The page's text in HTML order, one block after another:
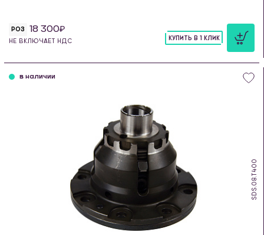
РОЗ 18 300
НЕ ВКЛЮЧАЕТ НДС
КУПИТЬ В 1 КЛИК
SDS.08.T400
в наличии